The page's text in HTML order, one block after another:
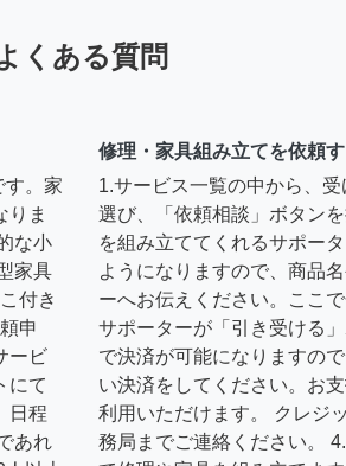
くある質問
す。家
りま
な小
家具
付き
申
ービ
にて
日程
あれ
修理・家具組み立てを依頼
1.サービス一覧の中から、
選び、「依頼相談」ボタン
を組み立ててくれるサポー
ようになりますので、商品
ーへお伝えください。ここ
サポーターが「引き受ける
で決済が可能になりますの
い決済をしてください。お
利用いただけます。 クレジ
務局までご連絡ください。